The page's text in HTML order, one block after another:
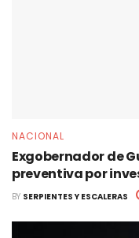
NACIONAL
Exgobernador de
preventiva por
BY SERPIENTES Y ESCALERAS